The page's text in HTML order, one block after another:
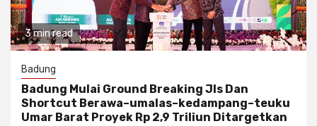
3 min read
Badung
Badung Mulai Ground Breaking Jls Dan
Shortcut Berawa–umalas–kedampang–teuku
Umar Barat Proyek Rp 2,9 Triliun Ditargetkan